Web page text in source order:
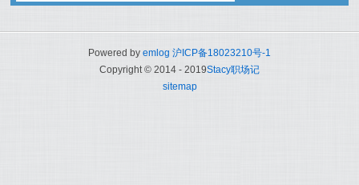
Powered by emlog 沪ICP备18023210号-1
Copyright © 2014 - 2019Stacy职场记
sitemap